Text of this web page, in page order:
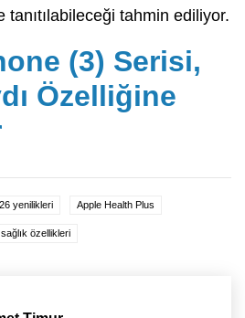
tahmin ediliyor.
(3) Serisi,
Özelliğine
yenilikleri Apple Health Plus
özellikleri